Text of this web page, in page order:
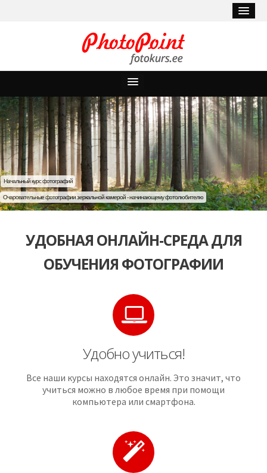
Курсы
Мои курсы
Блог
Полезные советы
Мой аккаунт
Очаровательные фотографии зеркальной камерой - начинающему фотолюбителю
Начальный курс фотографий
УДОБНАЯ ОНЛАЙН-СРЕДА ДЛЯ
ОБУЧЕНИЯ ФОТОГРАФИИ
Удобно учиться!
Все наши курсы находятся онлайн. Это значит, что
учиться можно в любое время при помощи
компьютера или смартфона.